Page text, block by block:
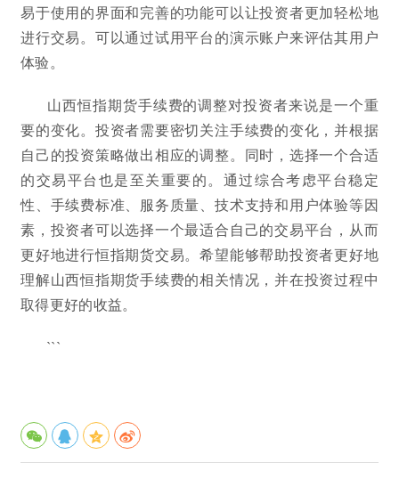
易于使用的界面和完善的功能可以让投资者更加轻松地
进行交易。可以通过试用平台的演示账户来评估其用户
体验。
山西恒指期货手续费的调整对投资者来说是一个重
要的变化。投资者需要密切关注手续费的变化，并根据
自己的投资策略做出相应的调整。同时，选择一个合适
的交易平台也是至关重要的。通过综合考虑平台稳定
性、手续费标准、服务质量、技术支持和用户体验等因
素，投资者可以选择一个最适合自己的交易平台，从而
更好地进行恒指期货交易。希望能够帮助投资者更好地
理解山西恒指期货手续费的相关情况，并在投资过程中
取得更好的收益。
```